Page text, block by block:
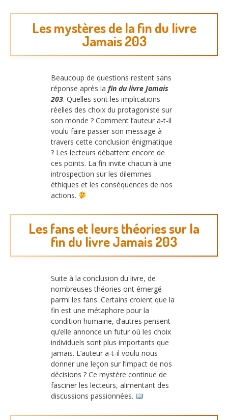
Les mystères de la fin du livre
Jamais 203
Beaucoup de questions restent sans
réponse après la fin du livre Jamais
203. Quelles sont les implications
réelles des choix du protagoniste sur
son monde ? Comment l’auteur a-t-il
voulu faire passer son message à
travers cette conclusion énigmatique
? Les lecteurs débattent encore de
ces points. La fin invite chacun à une
introspection sur les dilemmes
éthiques et les conséquences de nos
actions.
Les fans et leurs théories sur la
fin du livre Jamais 203
Suite à la conclusion du livre, de
nombreuses théories ont émergé
parmi les fans. Certains croient que la
fin est une métaphore pour la
condition humaine, d’autres pensent
qu’elle annonce un futur où les choix
individuels sont plus importants que
jamais. L’auteur a-t-il voulu nous
donner une leçon sur l’impact de nos
décisions ? Ce mystère continue de
fasciner les lecteurs, alimentant des
discussions passionnées.